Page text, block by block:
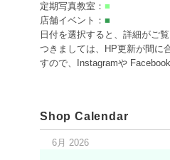
定期写真教室： ■
店舗イベント： ■
日付を選択すると、詳細がご
つきましては、HP更新が間に
すので、Instagramや
Shop Calendar
6月 2026